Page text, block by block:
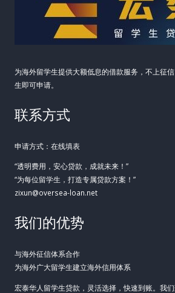
为海外留学生提供大额低息的借款服务，不上征
生即可申请。
联系方式
申请方式：在线填表
“透明费用，安心贷款，成就未来！”
“为每位留学生，打造专属贷款方案！”
zixun@oversea-loan.net
我们的优势
与海外征信体系合作
为海外广大留学生建立海外信用体系
宏泰华人留学生贷款，灵活选择，快速到账。我